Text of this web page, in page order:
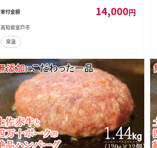
寄付金額 14,000円
高知県室戸市
常温